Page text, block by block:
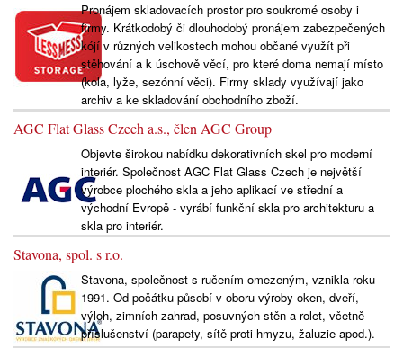
Pronájem skladovacích prostor pro soukromé osoby i
firmy. Krátkodobý či dlouhodobý pronájem zabezpečených
kójí v různých velikostech mohou občané využít při
stěhování a k úschově věcí, pro které doma nemají místo
(kola, lyže, sezónní věci). Firmy sklady využívají jako
archiv a ke skladování obchodního zboží.
AGC Flat Glass Czech a.s., člen AGC Group
Objevte širokou nabídku dekorativních skel pro moderní
interiér. Společnost AGC Flat Glass Czech je největší
výrobce plochého skla a jeho aplikací ve střední a
východní Evropě - vyrábí funkční skla pro architekturu a
skla pro interiér.
Stavona, spol. s r.o.
Stavona, společnost s ručením omezeným, vznikla roku
1991. Od počátku působí v oboru výroby oken, dveří,
výloh, zimních zahrad, posuvných stěn a rolet, včetně
příslušenství (parapety, sítě proti hmyzu, žaluzie apod.).